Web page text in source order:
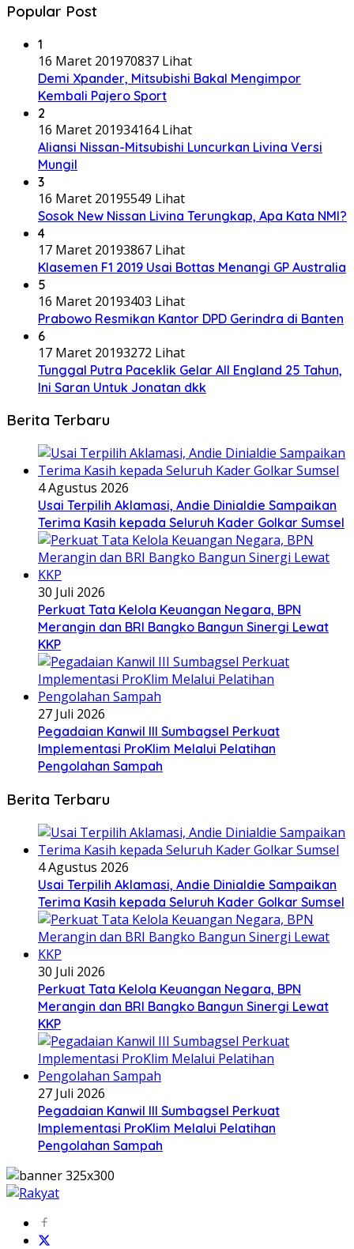
Popular Post
1
16 Maret 201970837 Lihat
Demi Xpander, Mitsubishi Bakal Mengimpor
Kembali Pajero Sport
2
16 Maret 201934164 Lihat
Aliansi Nissan-Mitsubishi Luncurkan Livina Versi
Mungil
3
16 Maret 20195549 Lihat
Sosok New Nissan Livina Terungkap, Apa Kata NMI?
4
17 Maret 20193867 Lihat
Klasemen F1 2019 Usai Bottas Menangi GP Australia
5
16 Maret 20193403 Lihat
Prabowo Resmikan Kantor DPD Gerindra di Banten
6
17 Maret 20193272 Lihat
Tunggal Putra Paceklik Gelar All England 25 Tahun,
Ini Saran Untuk Jonatan dkk
Berita Terbaru
4 Agustus 2026
Usai Terpilih Aklamasi, Andie Dinialdie Sampaikan
Terima Kasih kepada Seluruh Kader Golkar Sumsel
30 Juli 2026
Perkuat Tata Kelola Keuangan Negara, BPN
Merangin dan BRI Bangko Bangun Sinergi Lewat
KKP
27 Juli 2026
Pegadaian Kanwil III Sumbagsel Perkuat
Implementasi ProKlim Melalui Pelatihan
Pengolahan Sampah
Berita Terbaru
4 Agustus 2026
Usai Terpilih Aklamasi, Andie Dinialdie Sampaikan
Terima Kasih kepada Seluruh Kader Golkar Sumsel
30 Juli 2026
Perkuat Tata Kelola Keuangan Negara, BPN
Merangin dan BRI Bangko Bangun Sinergi Lewat
KKP
27 Juli 2026
Pegadaian Kanwil III Sumbagsel Perkuat
Implementasi ProKlim Melalui Pelatihan
Pengolahan Sampah